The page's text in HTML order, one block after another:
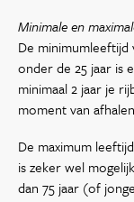
Minimale en
De
onder de 25 jaar is
minimaal 2 jaar je
moment van
De maximum
is zeker wel
dan 75 jaar (of